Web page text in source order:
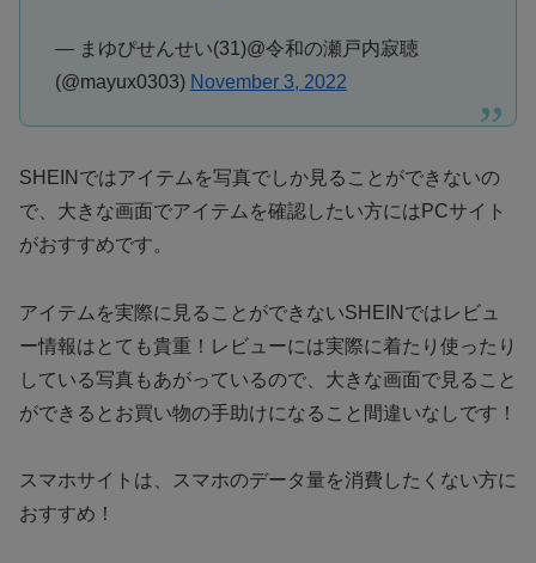
— まゆぴせんせい(31)@令和の瀬戸内寂聴
(@mayux0303) November 3, 2022
SHEINではアイテムを写真でしか見ることができないの
で、大きな画面でアイテムを確認したい方にはPCサイト
がおすすめです。
アイテムを実際に見ることができないSHEINではレビュ
ー情報はとても貴重！レビューには実際に着たり使ったり
している写真もあがっているので、大きな画面で見ること
ができるとお買い物の手助けになること間違いなしです！
スマホサイトは、スマホのデータ量を消費したくない方に
おすすめ！